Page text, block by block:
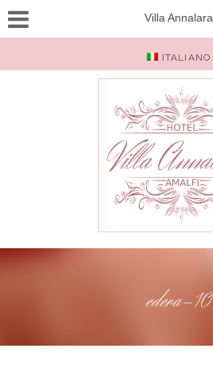
Villa Annalara
ITALIANO
edera-10